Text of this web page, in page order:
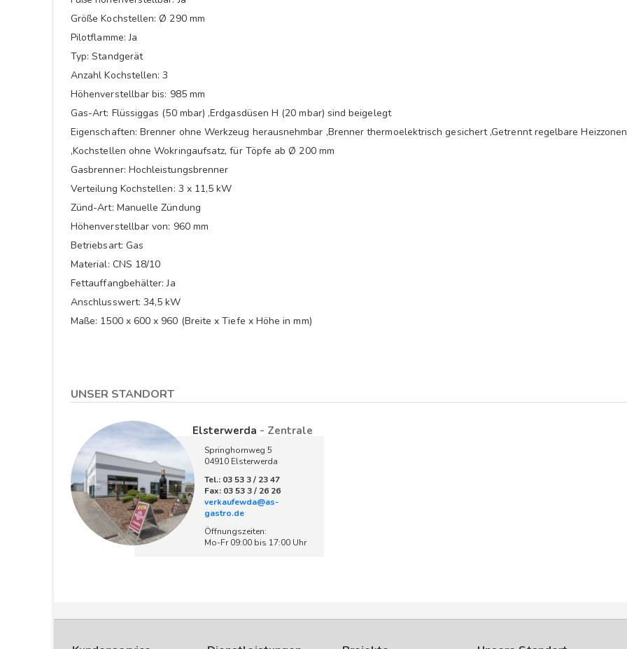
Größe Kochstellen: Ø 290 mm
Pilotflamme: Ja
Typ: Standgerät
Anzahl Kochstellen: 3
Höhenverstellbar bis: 985 mm
Gas-Art: Flüssiggas (50 mbar) ,Erdgasdüsen H (20 mbar) sind beigelegt
Eigenschaften: Brenner ohne Werkzeug herausnehmbar ,Brenner thermoelektrisch gesichert ,Getrennt regelbare Heizzonen
,Kochstellen ohne Wokringaufsatz, für Töpfe ab Ø 200 mm
Gasbrenner: Hochleistungsbrenner
Verteilung Kochstellen: 3 x 11,5 kW
Zünd-Art: Manuelle Zündung
Höhenverstellbar von: 960 mm
Betriebsart: Gas
Material: CNS 18/10
Fettauffangbehälter: Ja
Anschlusswert: 34,5 kW
Maße: 1500 x 600 x 960 (Breite x Tiefe x Höhe in mm)
UNSER STANDORT
Elsterwerda - Zentrale
Springhornweg 5
04910 Elsterwerda
Tel.: 03 53 3 / 23 47
Fax: 03 53 3 / 26 26
verkaufewda@as-
gastro.de
Öffnungszeiten:
Mo-Fr 09:00 bis 17:00 Uhr